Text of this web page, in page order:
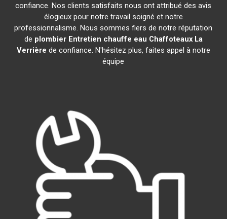
confiance. Nos clients satisfaits nous ont attribué des avis
élogieux pour notre travail soigné et notre
professionnalisme. Nous sommes fiers de notre réputation
de plombier Entretien chauffe eau Chaffoteaux La
Verrière de confiance. N'hésitez plus, faites appel à notre
équipe